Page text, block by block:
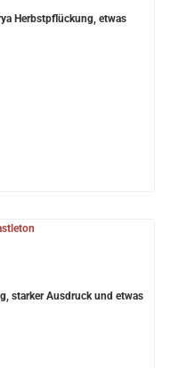
Herbstpflückung, etwas
starker Ausdruck und etwas